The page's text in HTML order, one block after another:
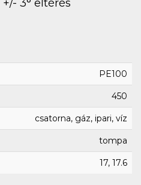
3° eltérés
PE100
450
csatorna, gáz, ipari, víz
tompa
17, 17.6